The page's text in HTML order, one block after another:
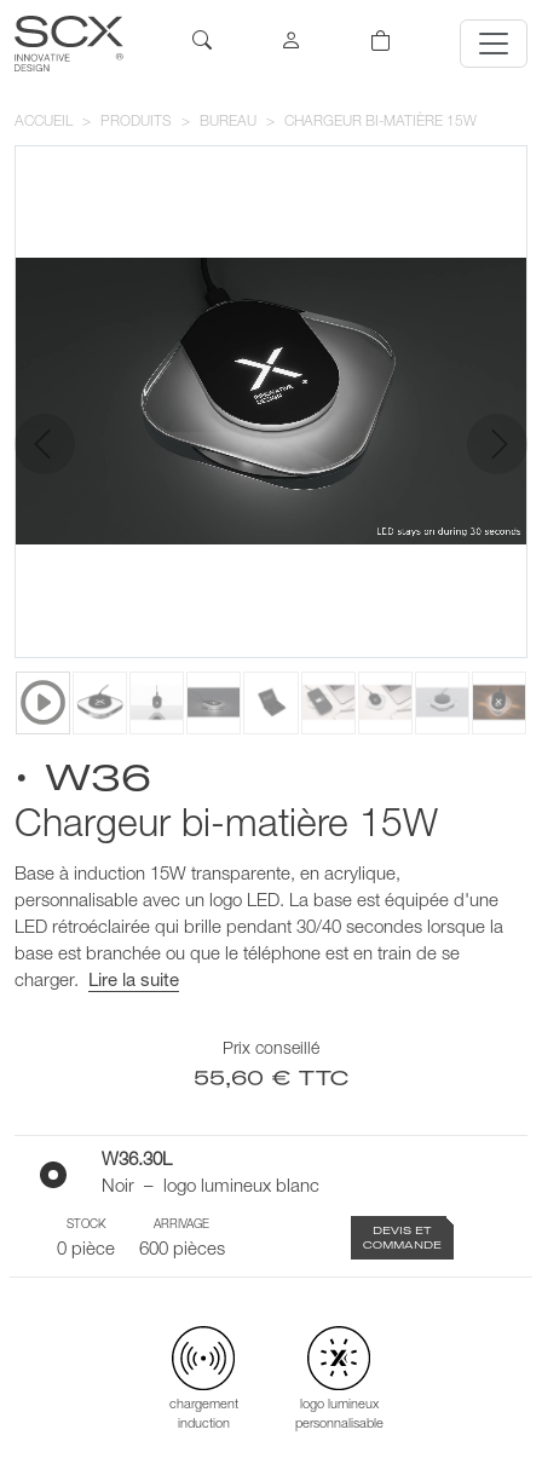
ACCUEIL PRODUITS BUREAU CHARGEUR BI-MATIÈRE 15W
• W36
Chargeur bi-matière 15W
Base à induction 15W transparente, en acrylique,
personnalisable avec un logo LED. La base est équipée d'une
LED rétroéclairée qui brille pendant 30/40 secondes lorsque la
base est branchée ou que le téléphone est en train de se
charger.
Lire la suite
Prix conseillé
55,60 € TTC
W36.30L
Noir – logo lumineux blanc
STOCK
0 pièce
ARRIVAGE
600 pièces
DEVIS ET
COMMANDE
chargement
induction
logo lumineux
personnalisable